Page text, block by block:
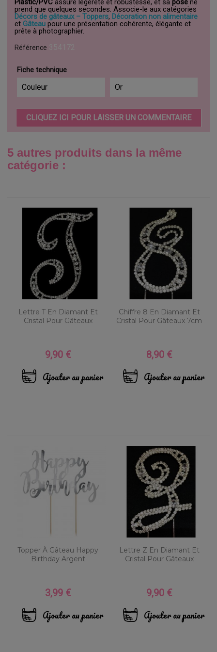
prend que quelques secondes. Associe-le aux catégories
Décors de gâteaux – Toppers, Décoration non alimentaire
et Gâteau pour une présentation cohérente, élégante et
prête à photographier.
Référence
Fiche technique
Couleur Or
CLIQUEZ ICI POUR LAISSER UN COMMENTAIRE
5 autres produits dans la même
catégorie :
Lettre T En Diamant Et
Cristal Pour Gâteaux
Prix
9,90 €
Ajouter au panier
Chiffre 8 En Diamant Et
Cristal Pour Gâteaux 7cm
Prix
8,90 €
Ajouter au panier
Topper À Gâteau Happy
Birthday Argent
Prix
3,99 €
Ajouter au panier
Lettre Z En Diamant Et
Cristal Pour Gâteaux
Prix
9,90 €
Ajouter au panier